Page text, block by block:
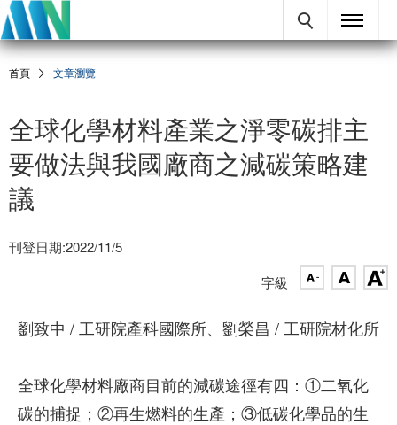
首頁 文章瀏覽
全球化學材料產業之淨零碳排主
要做法與我國廠商之減碳策略建
議
刊登日期:2022/11/5
字級
劉致中 / 工研院產科國際所、劉榮昌 / 工研院材化所
全球化學材料廠商目前的減碳途徑有四：①二氧化
碳的捕捉；②再生燃料的生產；③低碳化學品的生